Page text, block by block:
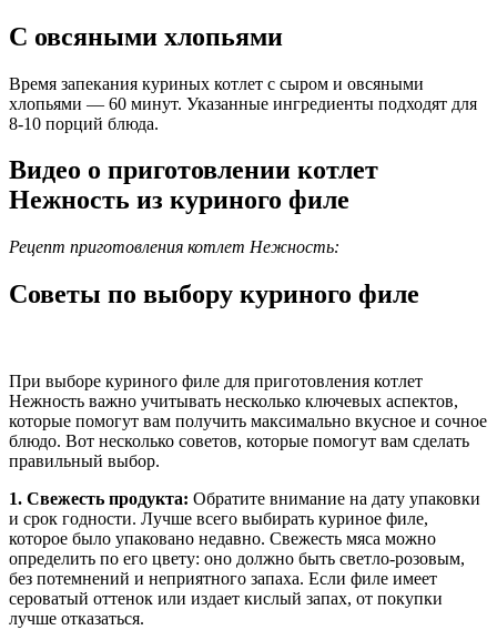
С овсяными хлопьями
Время запекания куриных котлет с сыром и овсяными
хлопьями — 60 минут. Указанные ингредиенты подходят для
8-10 порций блюда.
Видео о приготовлении котлет
Нежность из куриного филе
Рецепт приготовления котлет Нежность:
Советы по выбору куриного филе
При выборе куриного филе для приготовления котлет
Нежность важно учитывать несколько ключевых аспектов,
которые помогут вам получить максимально вкусное и сочное
блюдо. Вот несколько советов, которые помогут вам сделать
правильный выбор.
1. Свежесть продукта: Обратите внимание на дату упаковки
и срок годности. Лучше всего выбирать куриное филе,
которое было упаковано недавно. Свежесть мяса можно
определить по его цвету: оно должно быть светло-розовым,
без потемнений и неприятного запаха. Если филе имеет
сероватый оттенок или издает кислый запах, от покупки
лучше отказаться.